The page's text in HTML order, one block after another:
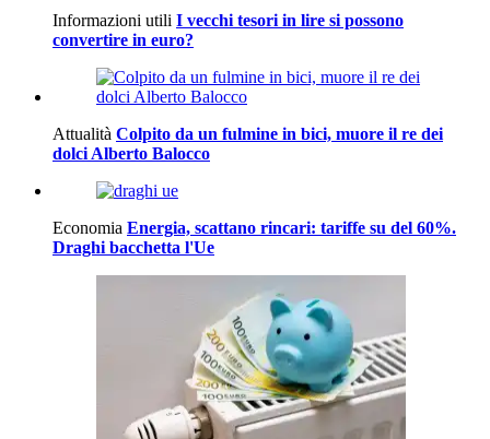
Informazioni utili I vecchi tesori in lire si possono
convertire in euro?
Attualità Colpito da un fulmine in bici, muore il re dei
dolci Alberto Balocco
Economia Energia, scattano rincari: tariffe su del 60%.
Draghi bacchetta l'Ue